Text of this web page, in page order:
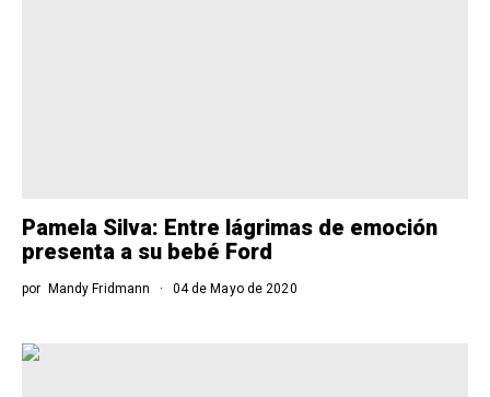
Pamela Silva: Entre lágrimas de emoción
presenta a su bebé Ford
por Mandy Fridmann 04 de Mayo de 2020